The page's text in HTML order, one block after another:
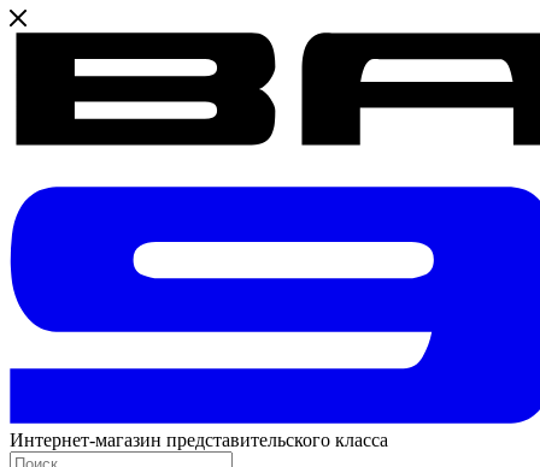
Интернет-магазин представительского класса